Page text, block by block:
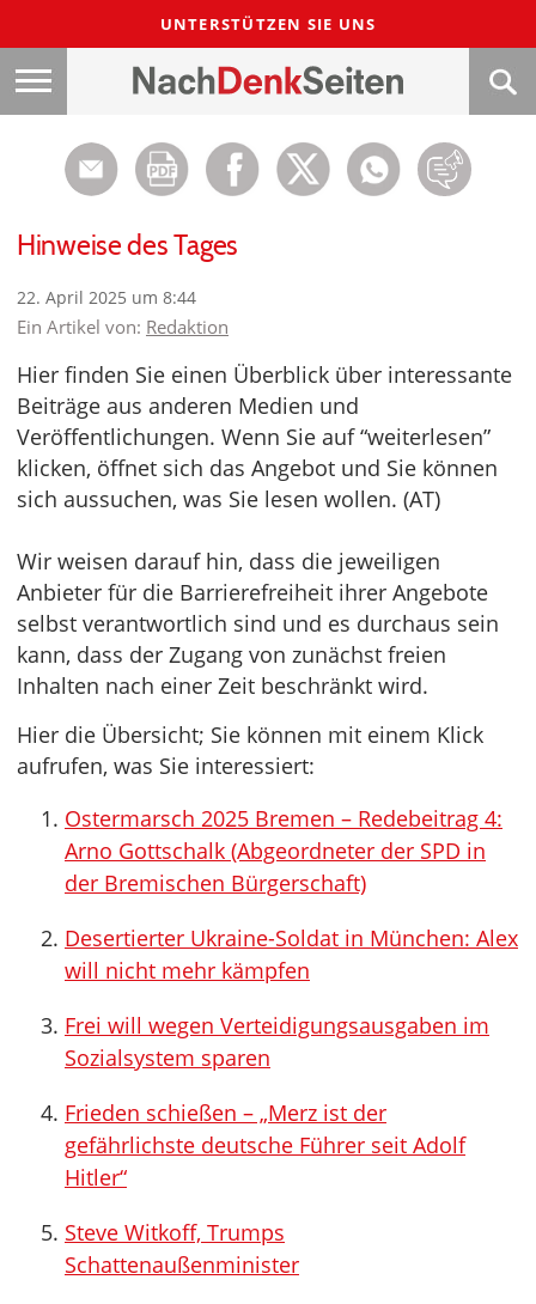
UNTERSTÜTZEN SIE UNS
Hinweise des Tages
22. April 2025 um 8:44
Ein Artikel von: Redaktion
Hier finden Sie einen Überblick über interessante
Beiträge aus anderen Medien und
Veröffentlichungen. Wenn Sie auf “weiterlesen”
klicken, öffnet sich das Angebot und Sie können
sich aussuchen, was Sie lesen wollen. (AT)
Wir weisen darauf hin, dass die jeweiligen
Anbieter für die Barrierefreiheit ihrer Angebote
selbst verantwortlich sind und es durchaus sein
kann, dass der Zugang von zunächst freien
Inhalten nach einer Zeit beschränkt wird.
Hier die Übersicht; Sie können mit einem Klick
aufrufen, was Sie interessiert:
Ostermarsch 2025 Bremen – Redebeitrag 4:
Arno Gottschalk (Abgeordneter der SPD in
der Bremischen Bürgerschaft)
Desertierter Ukraine-Soldat in München: Alex
will nicht mehr kämpfen
Frei will wegen Verteidigungsausgaben im
Sozialsystem sparen
Frieden schießen – „Merz ist der
gefährlichste deutsche Führer seit Adolf
Hitler“
Steve Witkoff, Trumps
Schattenaußenminister